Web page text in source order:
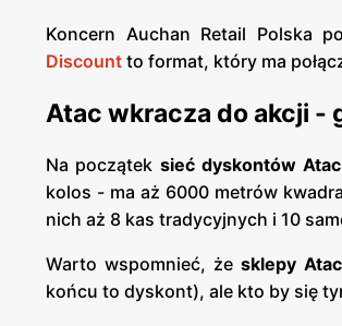
Koncern Auchan Retail Polska
Discount to format, który ma
Atac wkracza do akcji -
Na początek sieć dyskontów Atac
kolos - ma aż 6000 metrów
nich aż 8 kas tradycyjnych i 10
Warto wspomnieć, że sklepy Atac
końcu to dyskont), ale kto by się